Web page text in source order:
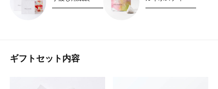
ギフトセット内容